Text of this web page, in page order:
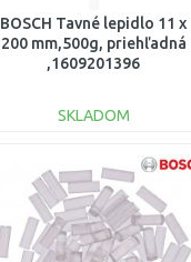
BOSCH Tavné lepidlo 11 x
200 mm,500g, priehľadná
,1609201396
SKLADOM
DO KOŠÍKA
Porovnať